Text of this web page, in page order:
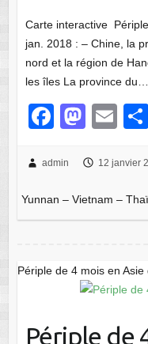
Carte interactive
jan. 2018 : – Chine, la
nord et la région de
les îles La province du…
F
c
e
b
o
M
st
o
d
n
E
ail
admin 12 janvier
Yunnan – Vietnam –
Périple de 4 mois en Asie
Périple de